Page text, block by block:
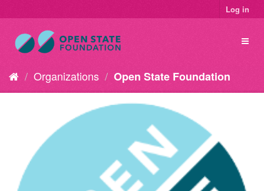
Log in
Organizations Open State Foundation